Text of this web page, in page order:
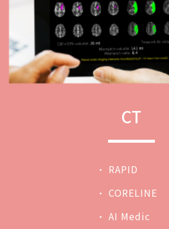
CT
• RAPID
• CORELINE
• AI Medic